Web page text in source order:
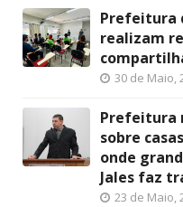
Prefeitura
realizam
30 de Maio,
Prefeitura
sobre
onde
Jales faz
23 de Maio,